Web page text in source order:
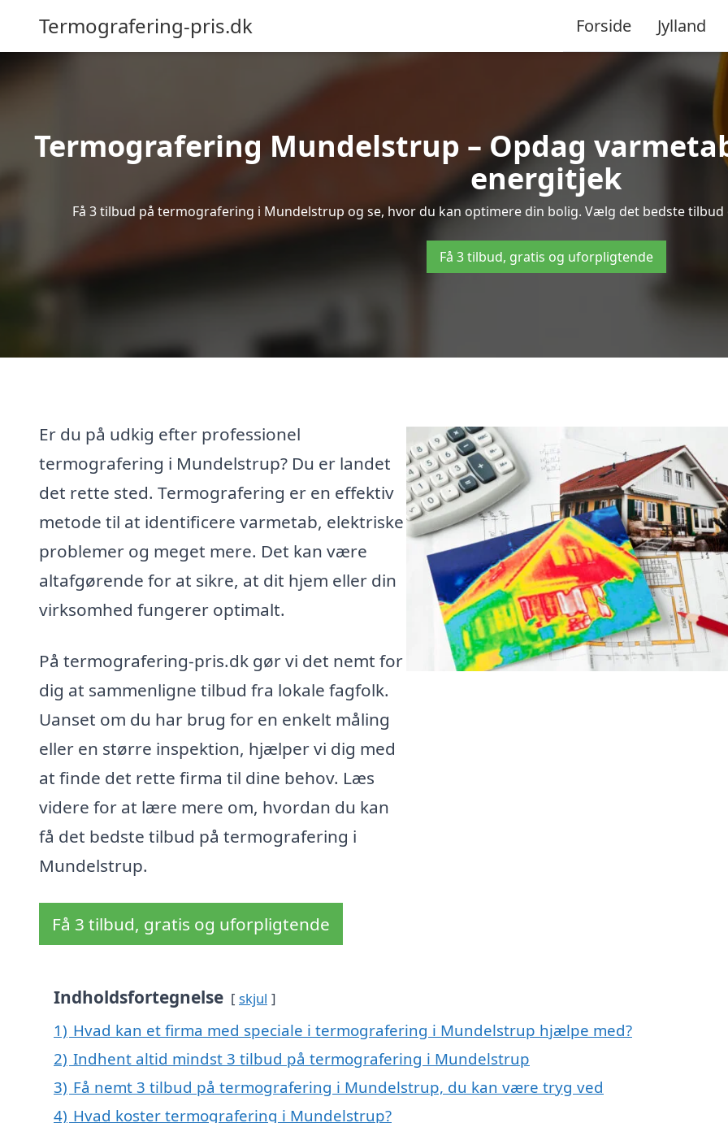
Termografering-pris.dk Forside Jylland
Termografering Mundelstrup – Opdag
energitjek
Få 3 tilbud på termografering i Mundelstrup og se, hvor du kan optimere din bolig. Vælg det bedste
Få 3 tilbud, gratis og uforpligtende
Er du på udkig efter professionel
termografering i Mundelstrup? Du er landet
det rette sted. Termografering er en effektiv
metode til at identificere varmetab, elektriske
problemer og meget mere. Det kan være
altafgørende for at sikre, at dit hjem eller din
virksomhed fungerer optimalt.
På termografering-pris.dk gør vi det nemt for
dig at sammenligne tilbud fra lokale fagfolk.
Uanset om du har brug for en enkelt måling
eller en større inspektion, hjælper vi dig med
at finde det rette firma til dine behov. Læs
videre for at lære mere om, hvordan du kan
få det bedste tilbud på termografering i
Mundelstrup.
Få 3 tilbud, gratis og uforpligtende
Indholdsfortegnelse skjul
1) Hvad kan et firma med speciale i termografering i Mundelstrup hjælpe med?
2) Indhent altid mindst 3 tilbud på termografering i Mundelstrup
3) Få nemt 3 tilbud på termografering i Mundelstrup, du kan være tryg ved
4) Hvad koster termografering i Mundelstrup?